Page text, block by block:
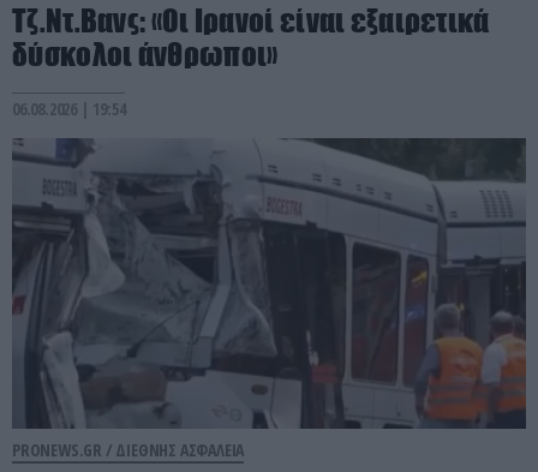
Τζ.Ντ.Βανς: «Οι Ιρανοί είναι εξαιρετικά
δύσκολοι άνθρωποι»
06.08.2026 | 19:54
PRONEWS.GR / ΔΙΕΘΝΗΣ ΑΣΦΑΛΕΙΑ